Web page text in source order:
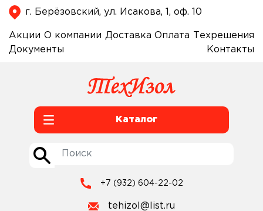
г. Берёзовский, ул. Исакова, 1, оф. 10
Акции О компании Доставка Оплата
Техрешения
Документы
Контакты
Каталог
+7 (932) 604-22-02
tehizol@list.ru